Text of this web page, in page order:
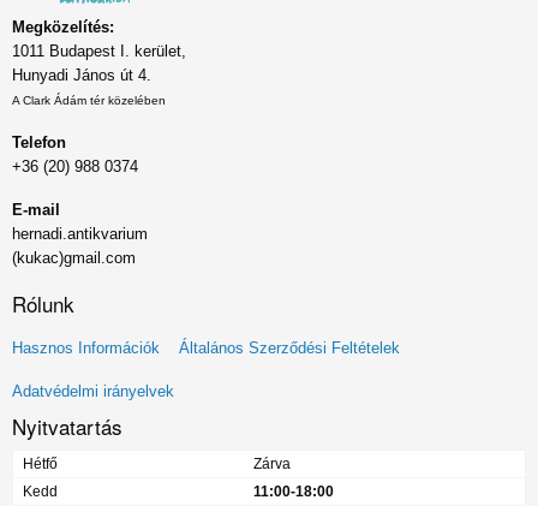
Megközelítés:
1011 Budapest I. kerület,
Hunyadi János út 4.
A Clark Ádám tér közelében
Telefon
+36 (20) 988 0374
E-mail
hernadi.antikvarium
(kukac)gmail.com
Rólunk
Lábléc
menü
Hasznos Információk Általános Szerződési Feltételek
Adatvédelmi irányelvek
Nyitvatartás
Hétfő
Zárva
Kedd
11:00-18:00